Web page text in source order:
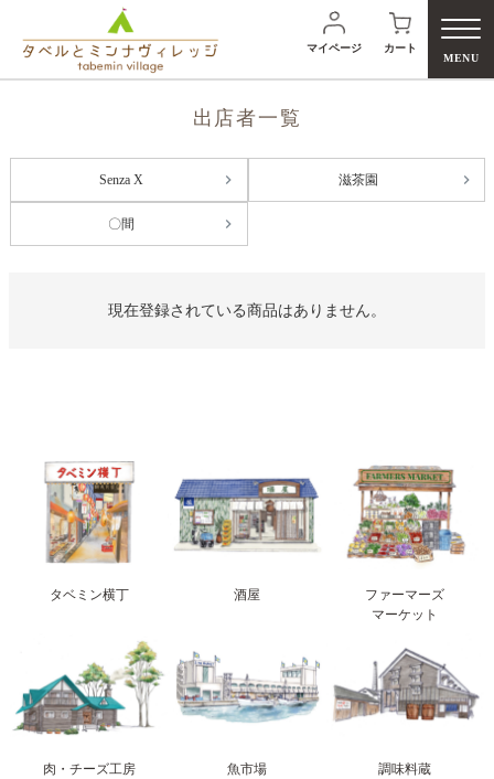
マイページ
カート
MENU
出店者一覧
Senza X 滋茶園
〇間
現在登録されている商品はありません。
タベミン横丁 酒屋
ファーマーズ
マーケット
肉・チーズ工房 魚市場 調味料蔵